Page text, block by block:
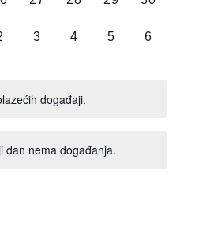
0
3
0
4
0
5
0
6
događaji.
dan nema događanja.